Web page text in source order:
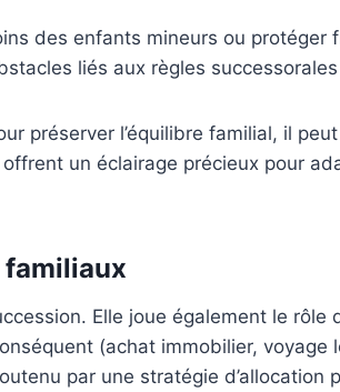
des enfants mineurs ou
liés aux règles
préserver l’équilibre familial, il
un éclairage précieux pour
familiaux
Elle joue également le rôle
(achat immobilier,
par une stratégie d’allocation